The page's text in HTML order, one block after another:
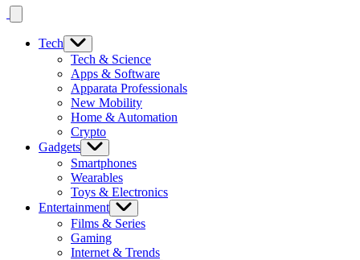
Tech
Tech & Science
Apps & Software
Apparata Professionals
New Mobility
Home & Automation
Crypto
Gadgets
Smartphones
Wearables
Toys & Electronics
Entertainment
Films & Series
Gaming
Internet & Trends